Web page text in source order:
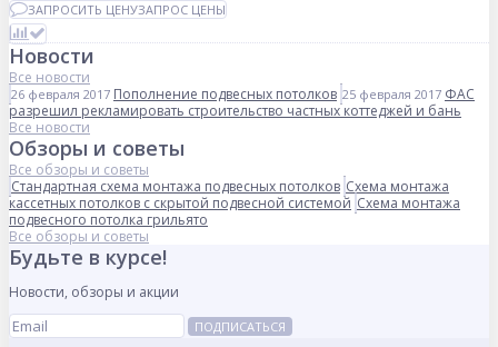
ЗАПРОСИТЬ ЦЕНУЗАПРОС ЦЕНЫ
Новости
Все новости
26 февраля 2017 Пополнение подвесных потолков 25 февраля 2017 ФАС
разрешил рекламировать строительство частных коттеджей и бань
Все новости
Обзоры и советы
Все обзоры и советы
Стандартная схема монтажа подвесных потолков Схема монтажа
кассетных потолков с скрытой подвесной системой Схема монтажа
подвесного потолка грильято
Все обзоры и советы
Будьте в курсе!
Новости, обзоры и акции
ПОДПИСАТЬСЯ